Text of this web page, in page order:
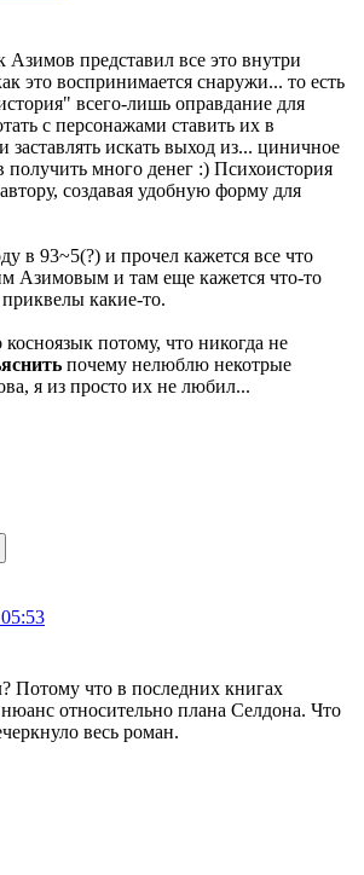
Азимов представил все это внутри
это воспринимается снаружи... то есть
всего-лишь оправдание для
с персонажами ставить их в
заставлять искать выход из... циничное
получить много денег :) Психоистория
cоздавая удобную форму для
в 93~5(?) и прочел кажется все что
Азимовым и там еще кажется что-то
какие-то.
потому, что никогда не
почему нелюблю некотрые
я из просто их не любил...
Потому что в последних книгах
относительно плана Селдона. Что
весь роман.